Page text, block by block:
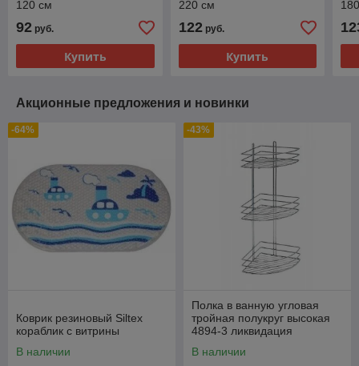
120 см
92 руб.
Купить
220 см
122руб.
Купить
Акционные предложения и новинки
-64%
Коврик резиновый Siltex
кораблик с витрины
В наличии
-43%
Полка в ванную угловая
тройная полукруг высокая
4894-3 ликвидация
В наличии